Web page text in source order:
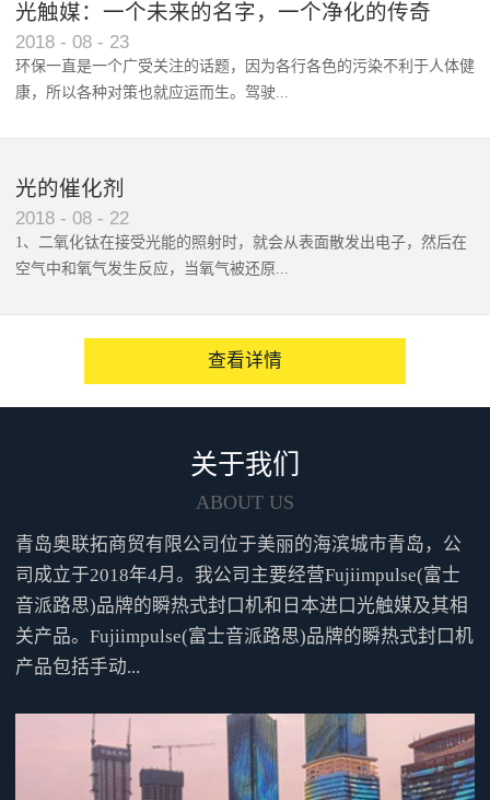
装袋尺寸（最大） V-460系列：
46cm以下 V-610系列：61cm以
下最新型：B型V-460G/V-610G各
系列单侧加热式PE/PP/NY/PVA :
PE/PP/NY/PVA : 0.3mm其它复
列的概要V-460G/V-610G系列封
口机是一款台式、集封口/抽真空/
体， 设计简洁明快，非常适用于
各类食品行业、半导体等行业。
可对包装物进行充气封口通过使
保质期的功能，还可以减少产品
的体积，从而降低企业的物流成
包装袋内冲入惰性气体后，可以
有效的起到防锈、防虫、防腐等
功效。可根据实际需要选择真空
泵型号名称图像特征排气速度到
达真空度标准型50RNS无油活塞
式39L/min-87.0kpa简易S型FDP-
台)-58.6kpa高速H型DOP-80S无油
活塞式80L/min-96.0kpa采用电磁
铁式驱动方式本机采用我公司专
光触媒：一个未来的名字，一个净化的传奇
2018 - 08 - 23
环保一直是一个广受关注的话题，因为各行各色的污染不利于人体健
康，所以各种对策也就应运而生。驾驶...
光的催化剂
2018 - 08 - 22
1、二氧化钛在接受光能的照射时，就会从表面散发出电子，然后在
空气中和氧气发生反应，当氧气被还原...
后，会产生超氧阴离子。&#...
查看详情
关于我们
ABOUT US
青岛奥联拓商贸有限公司位于美丽的海滨城市青岛，公
司成立于2018年4月。我公司主要经营Fujiimpulse(富士
音派路思)品牌的瞬热式封口机和日本进口光触媒及其相
关产品。Fujiimpulse(富士音派路思)品牌的瞬热式封口机
产品包括手动...